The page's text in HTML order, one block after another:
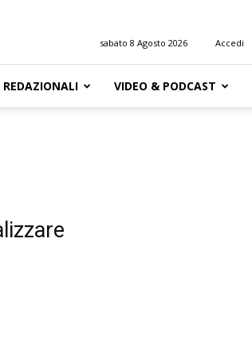
sabato 8 Agosto 2026 Accedi
REDAZIONALI VIDEO & PODCAST